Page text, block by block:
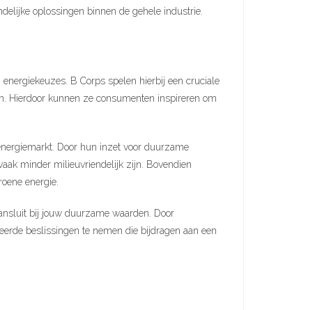
oplossingen binnen de gehele industrie.
B Corps spelen hierbij een cruciale
Hierdoor kunnen ze consumenten inspireren om
Door hun inzet voor duurzame
minder milieuvriendelijk zijn. Bovendien
energie.
bij jouw duurzame waarden. Door
beslissingen te nemen die bijdragen aan een